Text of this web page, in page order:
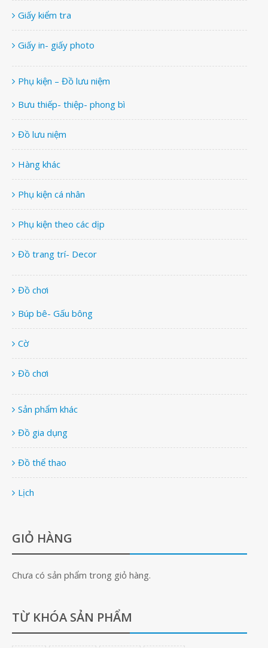
Giấy kiểm tra
Giấy in- giấy photo
Phụ kiện – Đồ lưu niệm
Bưu thiếp- thiệp- phong bì
Đồ lưu niệm
Hàng khác
Phụ kiện cá nhân
Phụ kiện theo các dịp
Đồ trang trí- Decor
Đồ chơi
Búp bê- Gấu bông
Cờ
Đồ chơi
Sản phẩm khác
Đồ gia dụng
Đồ thể thao
Lịch
GIỎ HÀNG
Chưa có sản phẩm trong giỏ hàng.
TỪ KHÓA SẢN PHẨM